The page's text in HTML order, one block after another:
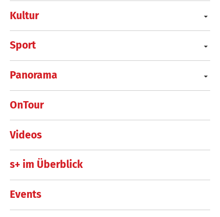
Kultur
Sport
Panorama
OnTour
Videos
s+ im Überblick
Events